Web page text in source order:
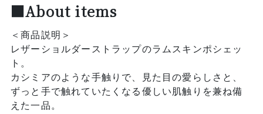
■About items
＜商品説明＞
レザーショルダーストラップのラムスキンポシェッ
ト。
カシミアのような手触りで、見た目の愛らしさと、
ずっと手で触れていたくなる優しい肌触りを兼ね備
えた一品。